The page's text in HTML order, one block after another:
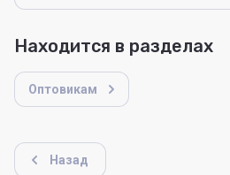
Находится в разделах
Оптовикам
Назад